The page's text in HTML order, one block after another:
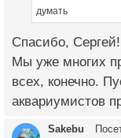
думать
Спасибо, Сергей!
Мы уже многих
всех, конечно.
аквариумистов
Sakebu